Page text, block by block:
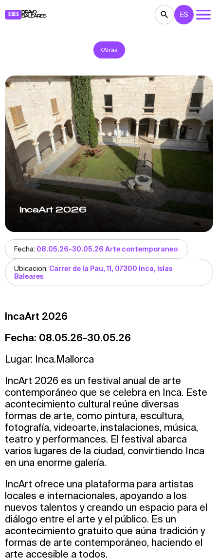
BB
BRAVO
BALEARES
TEATRO
RESTAURANTES MERCADILLOS FIESTAS
PARA NIÑOS BB NOTE
ES
Atrás
IncaArt 2026
Fecha: 08.05.26-30.05.26 Arte contemporaneo
Ubicacion: Carrer de la Pau, 11, 07300 Inca, Islas
Baleares
IncaArt 2026
Fecha: 08.05.26-30.05.26
Lugar: Inca.Mallorca
IncArt 2026 es un festival anual de arte
contemporáneo que se celebra en Inca. Este
acontecimiento cultural reúne diversas
formas de arte, como pintura, escultura,
fotografía, videoarte, instalaciones, música,
teatro y performances. El festival abarca
varios lugares de la ciudad, convirtiendo Inca
en una enorme galería.
IncArt ofrece una plataforma para artistas
locales e internacionales, apoyando a los
nuevos talentos y creando un espacio para el
diálogo entre el arte y el público. Es un
acontecimiento gratuito que aúna tradición y
formas de arte contemporáneo, haciendo el
arte accesible a todos.